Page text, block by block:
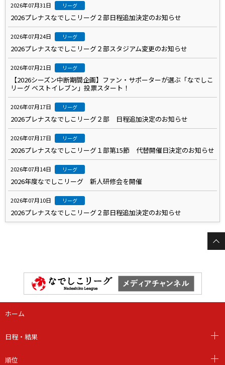
2026年07月31日 リーグ
2026プレナスなでしこリーグ２部日程追加決定のお知らせ
2026年07月24日 リーグ
2026プレナスなでしこリーグ２部スタジアム変更のお知らせ
2026年07月21日 リーグ
【2026シーズン中断期間企画】ファン・サポーターが選ぶ「なでしこ
リーグ ベストイレブン」投票スタート！
2026年07月17日 リーグ
2026プレナスなでしこリーグ２部 日程追加決定のお知らせ
2026年07月17日 リーグ
2026プレナスなでしこリーグ１部第15節 代替開催日決定のお知らせ
2026年07月14日 リーグ
2026年度なでしこリーグ 新人研修会を開催
2026年07月10日 リーグ
2026プレナスなでしこリーグ２部日程追加決定のお知らせ
ホーム
日程・結果
順位